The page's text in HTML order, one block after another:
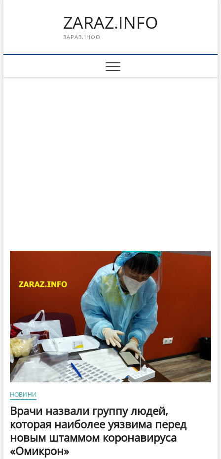
ZARAZ.INFO
ЗАРАЗ.ІНФО
НОВИНИ
Врачи назвали группу людей,
которая наиболее уязвима перед
новым штаммом коронавируса
«Омикрон»